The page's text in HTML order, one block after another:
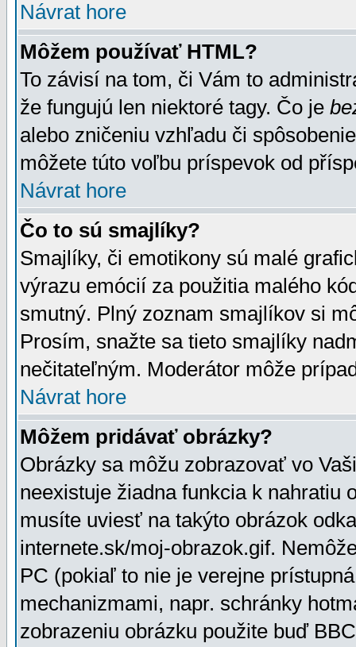
Návrat hore
Môžem používať HTML?
To závisí na tom, či Vám to
že fungujú len niektoré tagy. Čo je
alebo zničeniu vzhľadu či
môžete túto voľbu príspevok od
Návrat hore
Čo to sú smajlíky?
Smajlíky, či emotikony sú malé
výrazu emócií za použitia malého
smutný. Plný zoznam smajlíkov si
Prosím, snažte sa tieto smajlíky
nečitateľným. Moderátor môže
Návrat hore
Môžem pridávať obrázky?
Obrázky sa môžu zobrazovať vo
neexistuje žiadna funkcia k nahratiu
musíte uviesť na takýto obrázok
internete.sk/moj-obrazok.gif.
PC (pokiaľ to nie je verejne
mechanizmami, napr. schránky
zobrazeniu obrázku použite buď